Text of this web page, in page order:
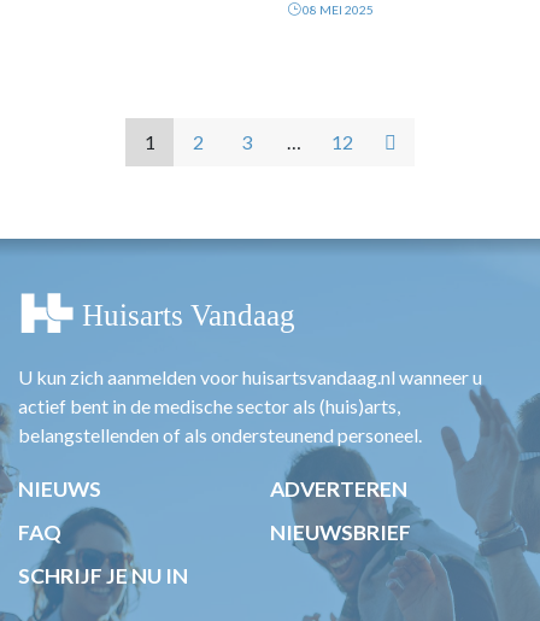
08 MEI 2025
1 2 3 … 12
U kun zich aanmelden voor huisartsvandaag.nl wanneer u
actief bent in de medische sector als (huis)arts,
belangstellenden of als ondersteunend personeel.
NIEUWS
ADVERTEREN
FAQ
NIEUWSBRIEF
SCHRIJF JE NU IN